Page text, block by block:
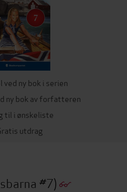
ved ny bok i serien
ny bok av forfatteren
til i ønskeliste
utdrag
#7)